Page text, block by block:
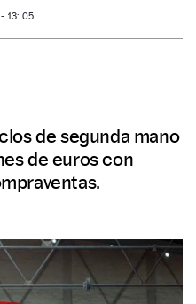
- 13: 05
de segunda mano
de euros con